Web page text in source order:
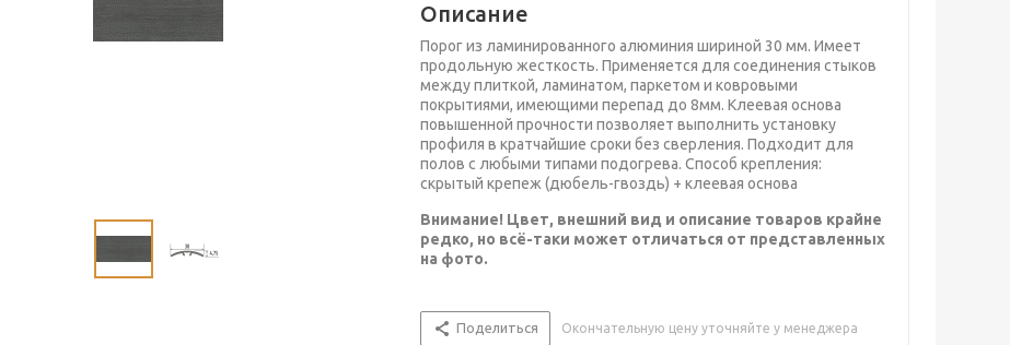
Описание
Порог из ламинированного алюминия шириной 30 мм. Имеет
продольную жесткость. Применяется для соединения стыков
между плиткой, ламинатом, паркетом и ковровыми
покрытиями, имеющими перепад до 8мм. Клеевая основа
повышенной прочности позволяет выполнить установку
профиля в кратчайшие сроки без сверления. Подходит для
полов с любыми типами подогрева. Способ крепления:
скрытый крепеж (дюбель-гвоздь) + клеевая основа
Внимание! Цвет, внешний вид и описание товаров крайне
редко, но всё-таки может отличаться от представленных
на фото.
Поделиться Окончательную цену уточняйте у менеджера